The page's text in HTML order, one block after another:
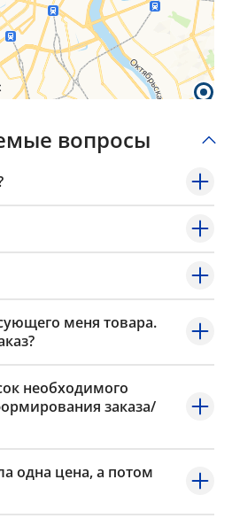
вопросы
меня товара.
необходимого
заказа/
одна цена, а потом